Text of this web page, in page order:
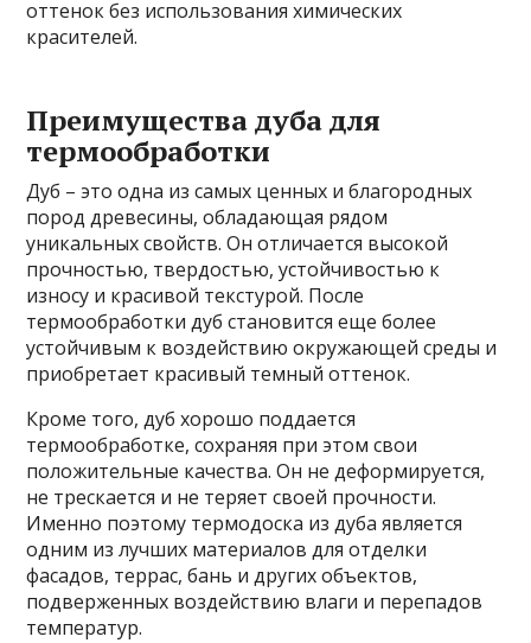
оттенок без использования химических
красителей.
Преимущества дуба для
термообработки
Дуб – это одна из самых ценных и благородных
пород древесины, обладающая рядом
уникальных свойств. Он отличается высокой
прочностью, твердостью, устойчивостью к
износу и красивой текстурой. После
термообработки дуб становится еще более
устойчивым к воздействию окружающей среды и
приобретает красивый темный оттенок.
Кроме того, дуб хорошо поддается
термообработке, сохраняя при этом свои
положительные качества. Он не деформируется,
не трескается и не теряет своей прочности.
Именно поэтому термодоска из дуба является
одним из лучших материалов для отделки
фасадов, террас, бань и других объектов,
подверженных воздействию влаги и перепадов
температур.